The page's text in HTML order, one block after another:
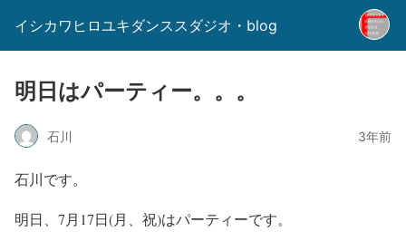
イシカワヒロユキダンススダジオ・blog
明日はパーティー。。。
石川 3年前
石川です。
明日、7月17日(月、祝)はパーティーです。